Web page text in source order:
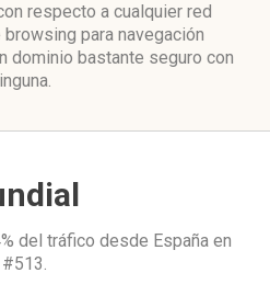
respecto a cualquier red
para navegación
dominio bastante seguro con
del tráfico desde España en
#513.